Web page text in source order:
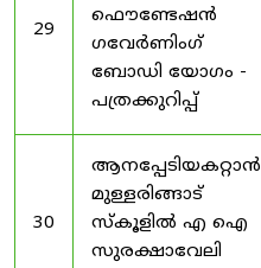
29
ഫൌണ്ടേഷൻ
ഗവേർണിംഗ്
ബോഡി യോഗം -
പത്രക്കുറിപ്പ്
30
ആനപ്പേടിയകറ്റാൻ
മുള്ളരിങ്ങാട്
സ്കൂളിൽ എ ഐ
സുരക്ഷാവേലി